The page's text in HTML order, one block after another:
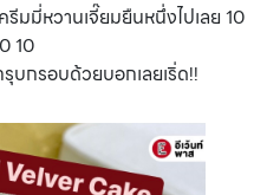
มมี่หวานเจี๊ยมยืนหนึ่งไปเลย 10
10
บกรอบด้วยบอกเลยเริ่ด!!